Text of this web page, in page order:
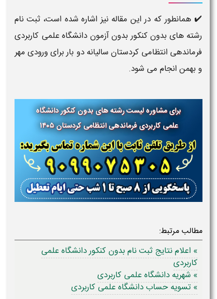
✔️ همانطور که در این مقاله نیز اشاره شده است، ثبت نام
رشته های بدون کنکور بدون آزمون دانشگاه علمی کاربردی
فرماندهی انتظامی کردستان سالیانه دو بار برای ورودی مهر
و بهمن انجام می شود.
برای مشاوره لیست رشته های بدون کنکور دانشگاه
علمی کاربردیفرماندهی انتظامی کردستان۱۴۰۵
مطالب مرتبط:
» اعلام نتایج ثبت نام بدون کنکور دانشگاه علمی
کاربردی
» شهریه دانشگاه علمی کاربردی
» تسویه حساب دانشگاه علمی کاربردی